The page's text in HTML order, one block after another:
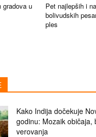
gradova u
Pet najlepših i
bolivudskih
ples
Kako Indija dočekuje
godinu: Mozaik običaja,
verovanja